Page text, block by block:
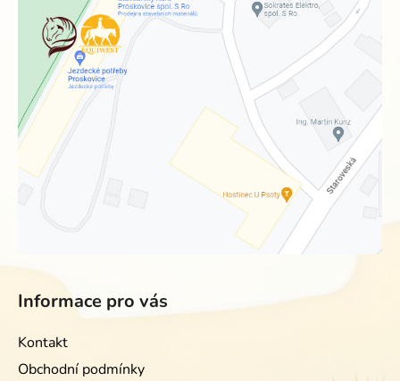
Informace pro vás
Kontakt
Obchodní podmínky